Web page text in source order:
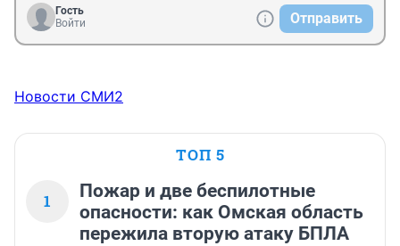
Гость
Войти
Отправить
Новости СМИ2
ТОП 5
1
Пожар и две беспилотные
опасности: как Омская область
пережила вторую атаку БПЛА